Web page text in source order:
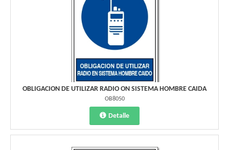
OBLIGACION DE UTILIZAR RADIO ON SISTEMA HOMBRE CAIDA
OB8050
Detalle